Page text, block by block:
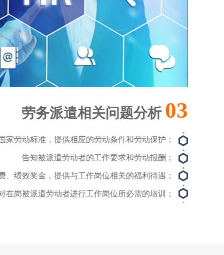
劳务派遣相关问题分析 03
家劳动标准，提供相应的劳动条件和劳动保护；
告知被派遣劳动者的工作要求和劳动报酬；
、绩效奖金，提供与工作岗位相关的福利待遇；
在岗被派遣劳动者进行工作岗位所必需的培训；